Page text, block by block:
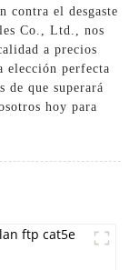
contra el desgaste
Co., Ltd., nos
a precios
elección perfecta
de que superará
hoy para